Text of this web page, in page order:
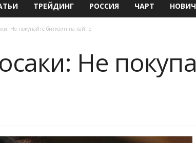
ТРЕЙДИНГ РОССИЯ ЧАРТ
Не покупайте биткоин на хайпе
Не